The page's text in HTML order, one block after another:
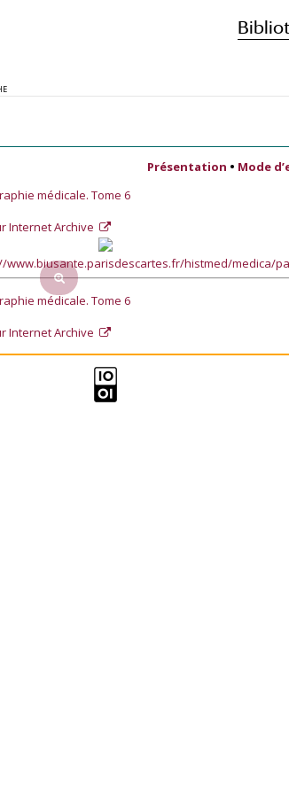
Présentation • Mode
médicale. Tome 6
Internet Archive
www.biusante.parisdescartes.fr/histmed/medica/
médicale. Tome 6
Internet Archive